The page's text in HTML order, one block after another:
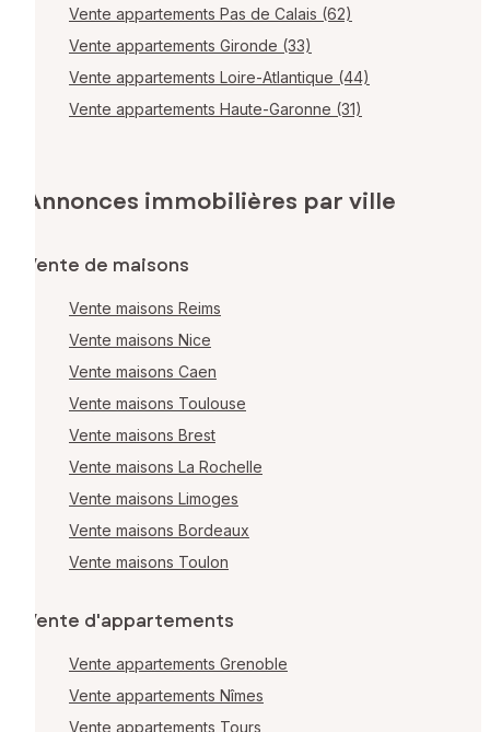
Vente appartements Pas de Calais (62)
Vente appartements Gironde (33)
Vente appartements Loire-Atlantique (44)
Vente appartements Haute-Garonne (31)
Annonces immobilières par ville
Vente de maisons
Vente maisons Reims
Vente maisons Nice
Vente maisons Caen
Vente maisons Toulouse
Vente maisons Brest
Vente maisons La Rochelle
Vente maisons Limoges
Vente maisons Bordeaux
Vente maisons Toulon
Vente d'appartements
Vente appartements Grenoble
Vente appartements Nîmes
Vente appartements Tours